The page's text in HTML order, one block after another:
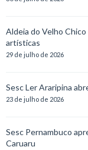
Aldeia do Velho
artísticas
29 de julho de 2026
Sesc Ler Araripina
23 de julho de 2026
Sesc Pernambuco
Caruaru